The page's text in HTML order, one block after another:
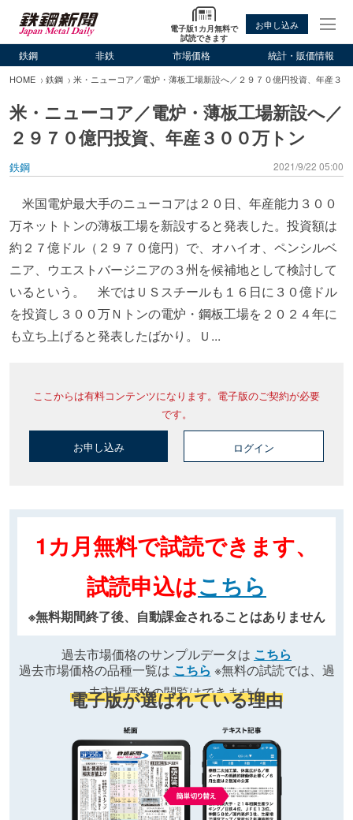
電子版1カ月無料で
試読できます
お申し込み
鉄鋼 非鉄 市場価格 統計・販価情報
HOME 鉄鋼 米・ニューコア／電炉・薄板工場新設へ／２９７０億円投資、年産３
米・ニューコア／電炉・薄板工場新設へ／
２９７０億円投資、年産３００万トン
鉄鋼 2021/9/22 05:00
米国電炉最大手のニューコアは２０日、年産能力３００
万ネットトンの薄板工場を新設すると発表した。投資額は
約２７億ドル（２９７０億円）で、オハイオ、ペンシルベ
ニア、ウエストバージニアの３州を候補地として検討して
いるという。 米ではＵＳスチールも１６日に３０億ドル
を投資し３００万Ｎトンの電炉・鋼板工場を２０２４年に
も立ち上げると発表したばかり。Ｕ...
ここからは有料コンテンツになります。電子版のご契約が必要
です。
お申し込み ログイン
1カ月無料で試読できます、
試読申込はこちら
※無料期間終了後、自動課金されることはありません
過去市場価格のサンプルデータは こちら
過去市場価格の品種一覧は こちら ※無料の試読では、過
去市場価格の閲覧はできません
電子版が選ばれている理由